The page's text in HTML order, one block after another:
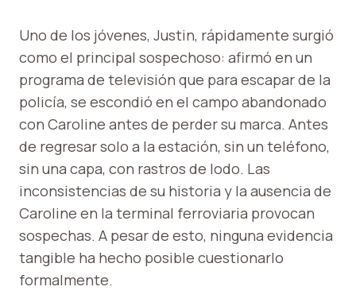
Uno de los jóvenes, Justin, rápidamente surgió
como el principal sospechoso: afirmó en un
programa de televisión que para escapar de la
policía, se escondió en el campo abandonado
con Caroline antes de perder su marca. Antes
de regresar solo a la estación, sin un teléfono,
sin una capa, con rastros de lodo. Las
inconsistencias de su historia y la ausencia de
Caroline en la terminal ferroviaria provocan
sospechas. A pesar de esto, ninguna evidencia
tangible ha hecho posible cuestionarlo
formalmente.